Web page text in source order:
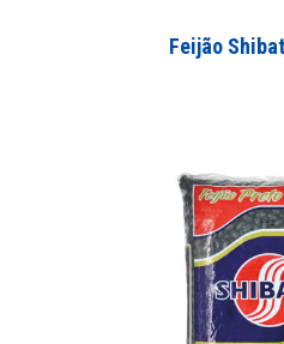
Feijão